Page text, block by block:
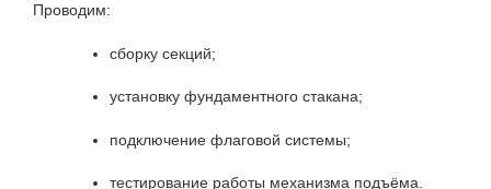
Проводим:
сборку секций;
установку фундаментного стакана;
подключение флаговой системы;
тестирование работы механизма подъёма.